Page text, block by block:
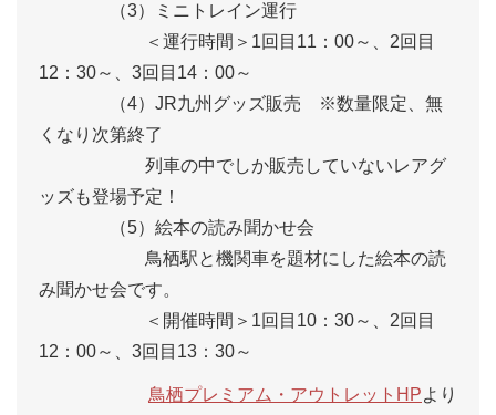
（3）ミニトレイン運行
＜運行時間＞1回目11：00～、2回目
12：30～、3回目14：00～
（4）JR九州グッズ販売 ※数量限定、無
くなり次第終了
列車の中でしか販売していないレアグ
ッズも登場予定！
（5）絵本の読み聞かせ会
鳥栖駅と機関車を題材にした絵本の読
み聞かせ会です。
＜開催時間＞1回目10：30～、2回目
12：00～、3回目13：30～
鳥栖プレミアム・アウトレットHPより